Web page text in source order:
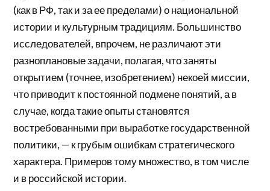
(как в РФ, так и за ее пределами) о национальной
истории и культурным традициям. Большинство
исследователей, впрочем, не различают эти
разноплановые задачи, полагая, что заняты
открытием (точнее, изобретением) некоей миссии,
что приводит к постоянной подмене понятий, а в
случае, когда такие опыты становятся
востребованными при выработке государственной
политики, — к грубым ошибкам стратегического
характера. Примеров тому множество, в том числе
и в российской истории.